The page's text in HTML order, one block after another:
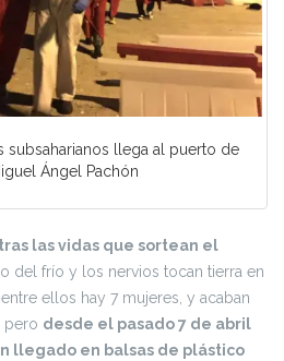
subsaharianos llega al puerto de
Ángel Pachón
las vidas que sortean el
del frío y los nervios tocan tierra en
ellos hay 7 mujeres, y acaban
pero desde el pasado 7 de abril
llegado en balsas de plástico